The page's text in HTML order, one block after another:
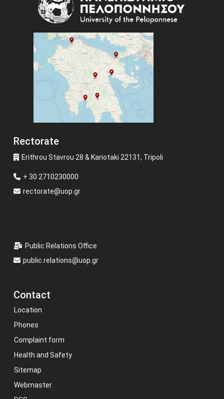
Rectorate
Erithrou Stavrou 28 & Kariotaki 22131, Tripoli
+ 30 2710230000
rectorate@uop.gr
Public Relations Office
public.relations@uop.gr
Contact
Location
Phones
Complaint form
Health and Safety
Sitemap
Webmaster